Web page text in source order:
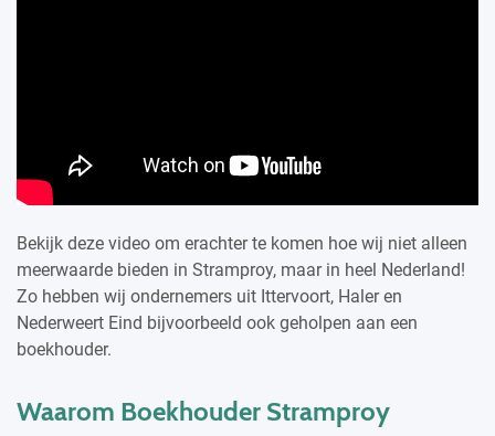
Bekijk deze video om erachter te komen hoe wij niet alleen
meerwaarde bieden in Stramproy, maar in heel Nederland!
Zo hebben wij ondernemers uit Ittervoort, Haler en
Nederweert Eind bijvoorbeeld ook geholpen aan een
boekhouder.
Waarom Boekhouder Stramproy